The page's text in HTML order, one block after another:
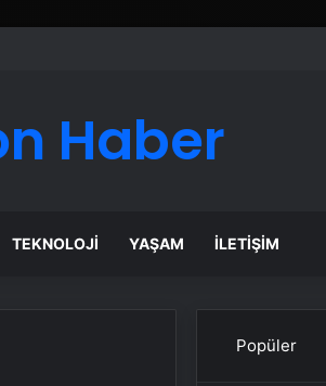
Haber
TEKNOLOJI YAŞAM İLETIŞIM
Popüler